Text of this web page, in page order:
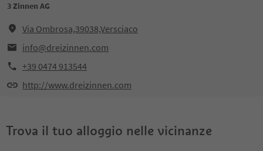
3 Zinnen AG
Via Ombrosa,39038,Versciaco
info@dreizinnen.com
+39 0474 913544
http://www.dreizinnen.com
Trova il tuo alloggio nelle vicinanze